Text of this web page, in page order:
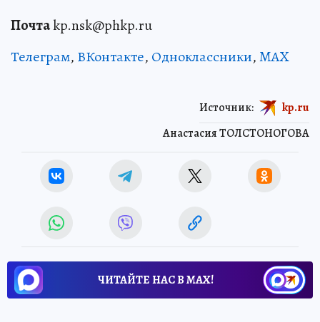
Почтаkp.nsk@phkp.ru
Телеграм, ВКонтакте, Одноклассники,MAX
Анастасия ТОЛСТОНОГОВА
Источник: kp.ru
ЧИТАЙТЕ НАС В МАХ!